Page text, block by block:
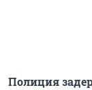
Полиция